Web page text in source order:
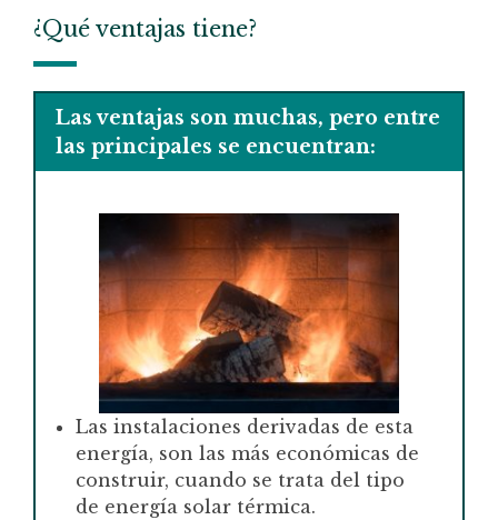
¿Qué ventajas tiene?
Las ventajas son muchas, pero entre
las principales se encuentran:
Las instalaciones derivadas de esta
energía, son las más económicas de
construir, cuando se trata del tipo
de energía solar térmica.